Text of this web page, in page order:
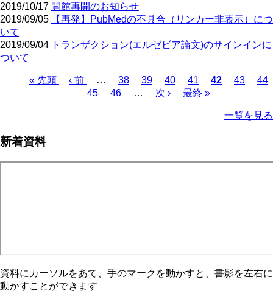
2019/10/17 開館再開のお知らせ
2019/09/05
【再発】PubMedの不具合（リンカー非表示）につ
いて
2019/09/04 トランザクション(エルゼビア論文)のサインインに
ついて
り
先
« 先頭
前
‹ 前 …
ペ
ー
38
ペ
ー
39
ペ
ー
40
ペ
ー
41
カ
42
ペ
43
ペ
44
ペ
45
ペ
46 …
次
次 ›
最
最終 »
一覧を見る
新着資料
資料にカーソルをあて、手のマークを動かすと、書影を左右に
動かすことができます